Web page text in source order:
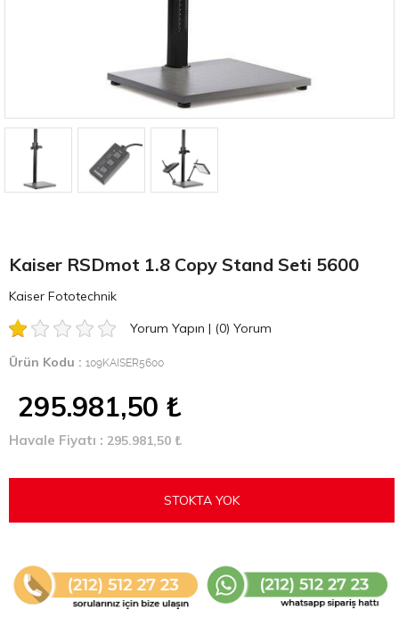
Kaiser RSDmot 1.8 Copy Stand Seti 5600
Kaiser Fototechnik
Yorum Yapın | (0) Yorum
Ürün Kodu : 109KAISER5600
295.981,50 ₺
Havale Fiyatı : 295.981,50 ₺
STOKTA YOK